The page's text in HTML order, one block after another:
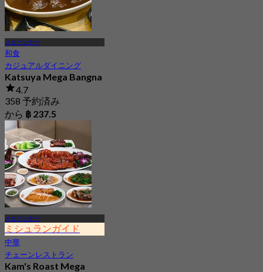
メガバンナー
和食
カジュアルダイニング
Katsuya Mega Bangna
4.7
358 予約済み
から ฿ 237.5
メガバンナー
ミシュランガイド
中華
チェーンレストラン
Kam's Roast Mega